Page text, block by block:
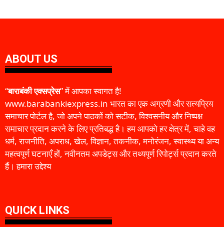
ABOUT US
“बाराबंकी एक्सप्रेस” में आपका स्वागत है!
www.barabankiexpress.in भारत का एक अग्रणी और सत्यप्रिय
समाचार पोर्टल है, जो अपने पाठकों को सटीक, विश्वसनीय और निष्पक्ष
समाचार प्रदान करने के लिए प्रतिबद्ध है। हम आपको हर क्षेत्र में, चाहे वह
धर्म, राजनीति, अपराध, खेल, विज्ञान, तकनीक, मनोरंजन, स्वास्थ्य या अन्य
महत्वपूर्ण घटनाएँ हों, नवीनतम अपडेट्स और तथ्यपूर्ण रिपोर्ट्स प्रदान करते
हैं। हमारा उद्देश्य
QUICK LINKS